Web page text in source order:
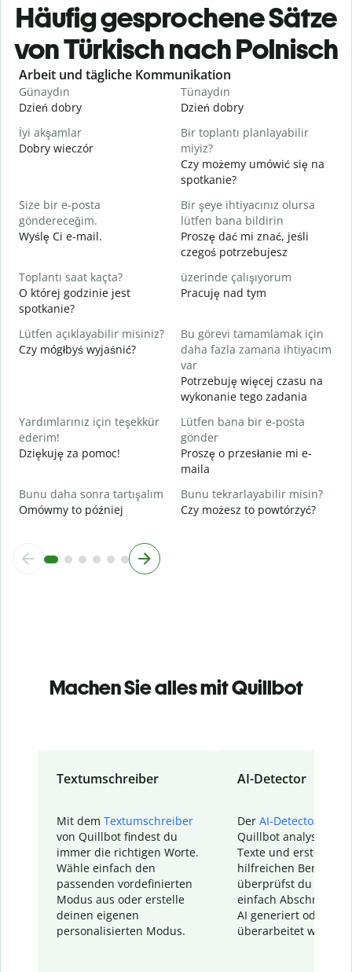
Häufig gesprochene Sätze
von Türkisch nach Polnisch
Slide 1 of 6
Arbeit und tägliche Kommunikation
Günaydın
Dzień dobry
Tünaydın
Dzień dobry
İyi akşamlar
Dobry wieczór
Bir toplantı planlayabilir
miyiz?
Czy możemy umówić się na
spotkanie?
Size bir e-posta
göndereceğim.
Wyślę Ci e-mail.
Bir şeye ihtiyacınız olursa
lütfen bana bildirin
Proszę dać mi znać, jeśli
czegoś potrzebujesz
Toplantı saat kaçta?
O której godzinie jest
spotkanie?
üzerinde çalışıyorum
Pracuję nad tym
Lütfen açıklayabilir misiniz?
Czy mógłbyś wyjaśnić?
Bu görevi tamamlamak için
daha fazla zamana ihtiyacım
var
Potrzebuję więcej czasu na
wykonanie tego zadania
Yardımlarınız için teşekkür
ederim!
Dziękuję za pomoc!
Lütfen bana bir e-posta
gönder
Proszę o przesłanie mi e-
maila
Bunu daha sonra tartışalım
Omówmy to później
Bunu tekrarlayabilir misin?
Czy możesz to powtórzyć?
Machen Sie alles mit Quillbot
Textumschreiber
Mit dem Textumschreiber
von Quillbot findest du
immer die richtigen Worte.
Wähle einfach den
passenden vordefinierten
Modus aus oder erstelle
deinen eigenen
personalisierten Modus.
AI-Detector
Der AI-Detector
Quillbot analysiert
Texte und erstellt
hilfreichen Bericht.
überprüfst du
einfach Abschnitte,
AI generiert oder
überarbeitet wurden.